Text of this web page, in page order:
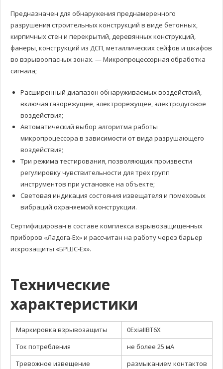
Предназначен для обнаружения преднамеренного
разрушения строительных конструкций в виде бетонных,
кирпичных стен и перекрытий, деревянных конструкций,
фанеры, конструкций из ДСП, металлических сейфов и шкафов
во взрывоопасных зонах. — Микропроцессорная обработка
сигнала;
Расширенный диапазон обнаруживаемых воздействий,
включая газорежущее, электрорежущее, электродуговое
воздействия;
Автоматический выбор алгоритма работы
микропроцессора в зависимости от вида разрушающего
воздействия;
Три режима тестирования, позволяющих произвести
регулировку чувствительности для трех групп
инструментов при установке на объекте;
Световая индикация состояния извещателя и помеховых
вибраций охраняемой конструкции.
Сертифицирован в составе комплекса взрывозащищенных
приборов «Ладога-Ех» и рассчитан на работу через барьер
искрозащиты «БРШС-Ех».
Технические
характеристики
Маркировка взрывозащиты
0ExiaIIBT6X
Ток потребления
не более 25 мА
Тревожное извещение
размыканием контактов